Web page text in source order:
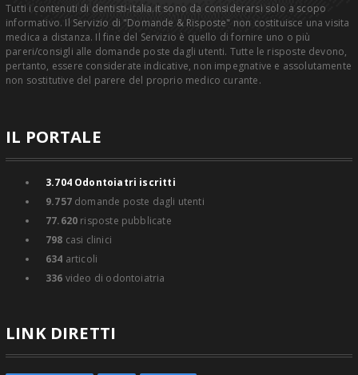
Tutti i contenuti di dentisti-italia.it sono da considerarsi solo a scopo
informativo. Il Servizio di "Domande & Risposte" non costituisce una visita
medica a distanza. Il fine del Servizio è quello di fornire uno o più
pareri/consigli alle domande poste dagli utenti. Tutte le risposte devono,
pertanto, essere considerate indicative, non impegnative e assolutamente
non sostitutive del parere del proprio medico curante.
IL PORTALE
3.704Odontoiatri iscritti
9.757domande poste dagli utenti
77.620 risposte pubblicate
798 casi clinici
634 articoli
336 video di odontoiatria
LINK DIRETTI